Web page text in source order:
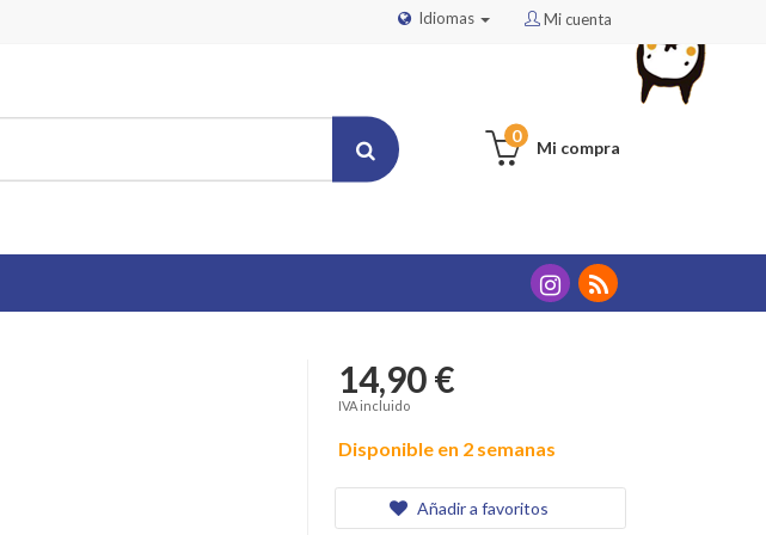
Mi cuenta
Idiomas
Mi compra
0
14,90 €
IVA incluido
Disponible en 2 semanas
Añadir a favoritos